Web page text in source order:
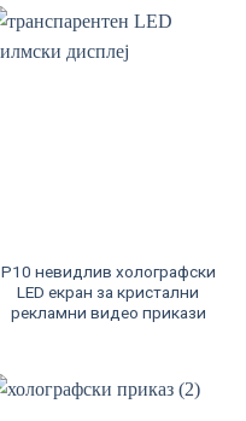
P10 невидлив холографски
LED екран за кристални
рекламни видео прикази